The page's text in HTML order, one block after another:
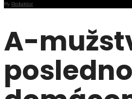
By Redaktor
A-